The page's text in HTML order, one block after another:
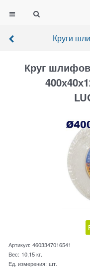
Круги
Круг
Артикул: 4603347016541
Вес: 10,15кг.
Ед. измерения: шт.